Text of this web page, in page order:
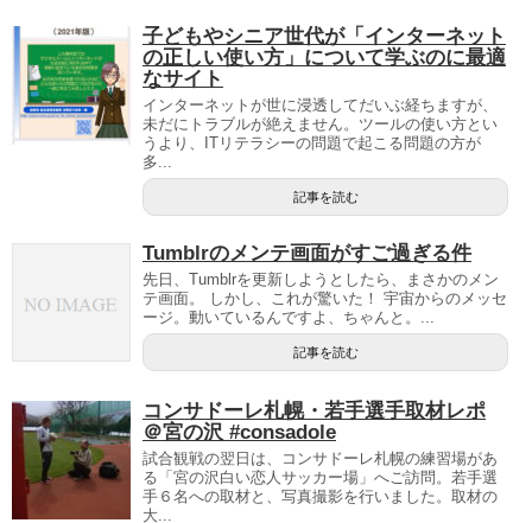
子どもやシニア世代が「インターネット
の正しい使い方」について学ぶのに最適
なサイト
インターネットが世に浸透してだいぶ経ちますが、
未だにトラブルが絶えません。ツールの使い方とい
うより、ITリテラシーの問題で起こる問題の方が
多...
記事を読む
Tumblrのメンテ画面がすご過ぎる件
先日、Tumblrを更新しようとしたら、まさかのメン
テ画面。 しかし、これが驚いた！ 宇宙からのメッセ
ージ。動いているんですよ、ちゃんと。...
記事を読む
コンサドーレ札幌・若手選手取材レポ
＠宮の沢 #consadole
試合観戦の翌日は、コンサドーレ札幌の練習場があ
る「宮の沢白い恋人サッカー場」へご訪問。若手選
手６名への取材と、写真撮影を行いました。取材の
大...